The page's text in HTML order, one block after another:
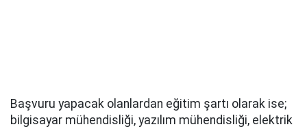
Başvuru yapacak olanlardan eğitim şartı olarak ise;
bilgisayar mühendisliği, yazılım mühendisliği, elektrik